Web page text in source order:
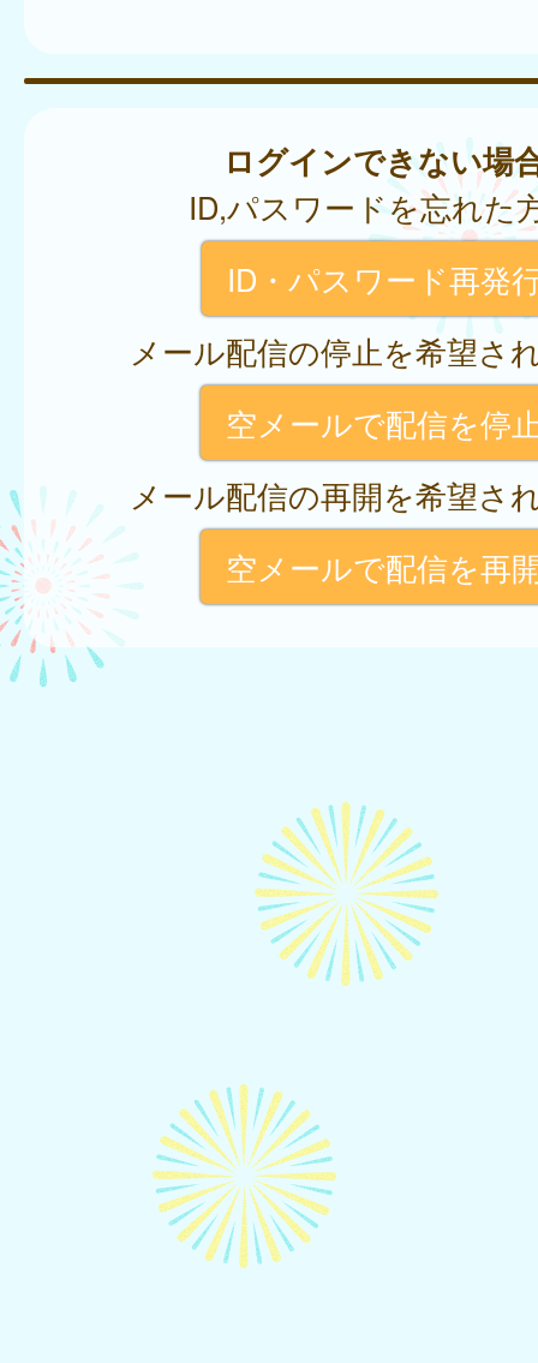
ログインできない場
ID,パスワードを忘れた
ID・パスワード再発
メール配信の停止を希望さ
空メールで配信を停
メール配信の再開を希望さ
空メールで配信を再